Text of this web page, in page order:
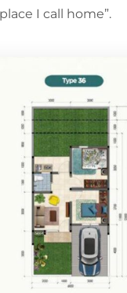
I call home”.